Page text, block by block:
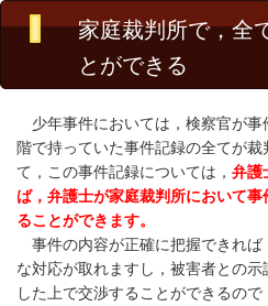
家庭裁判所で，全
とができる
少年事件においては，検察官が事
階で持っていた事件記録の全てが
て，この事件記録については， 弁護
ば，弁護士が家庭裁判所において
ることができます。
事件の内容が正確に把握できれば
な対応が取れますし，被害者との
した上で交渉することができるの